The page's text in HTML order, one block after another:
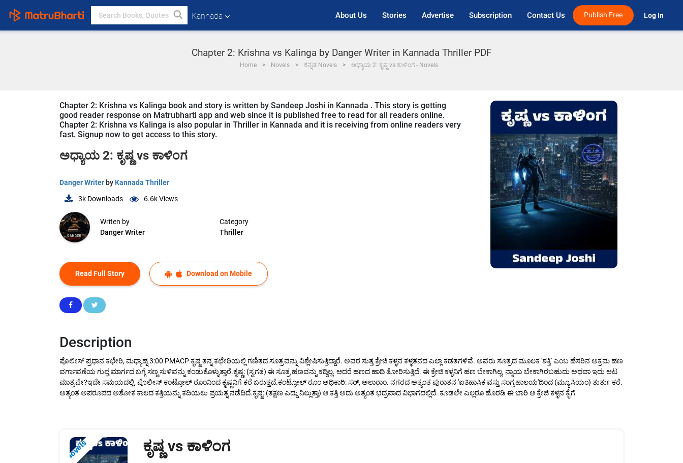
Kannada About Us Stories Advertise Subscription Contact Us Publish Free Log In
Chapter 2: Krishna vs Kalinga by Danger Writer in Kannada Thriller PDF
Home Novels ಕನ್ನಡ Novels ಅಧ್ಯಾಯ 2: ಕೃಷ್ಣ vs ಕಾಳಿಂಗ - Novels
Chapter 2: Krishna vs Kalinga book and story is written by Sandeep Joshi in Kannada . This story is getting
good reader response on Matrubharti app and web since it is published free to read for all readers online.
Chapter 2: Krishna vs Kalinga is also popular in Thriller in Kannada and it is receiving from online readers very
fast. Signup now to get access to this story.
ಅಧ್ಯಾಯ 2: ಕೃಷ್ಣ vs ಕಾಳಿಂಗ
Danger Writer by Kannada Thriller
3k Downloads 6.6kViews
Writen by
Danger Writer
Category
Thriller
Read Full Story Download on Mobile
Description
ಪೊಲೀಸ್ ಪ್ರಧಾನ ಕಛೇರಿ, ಮಧ್ಯಾಹ್ನ 3:00 PMACP ಕೃಷ್ಣ ತನ್ನ ಕಛೇರಿಯಲ್ಲಿ ಗಣಿತದ ಸೂತ್ರವನ್ನು ವಿಶ್ಲೇಷಿಸುತ್ತಿದ್ದಾರೆ. ಅವರ ಸುತ್ತ ಕ್ರೇಜಿ ಕಳ್ಳನ ಕಳ್ಳತನದ ಎಲ್ಲಾ ಕಡತಗಳಿವೆ. ಅವರು ಸೂತ್ರದ ಮೂಲಕ 'ಶಕ್ತಿ' ಎಂಬ ಹೆಸರಿನ ಅಕ್ರಮ ಹಣ
ವರ್ಗಾವಣೆಯ ಗುಪ್ತ ಮಾರ್ಗದ ಬಗ್ಗೆ ಸಣ್ಣ ಸುಳಿವನ್ನು ಕಂಡುಕೊಳ್ಳುತ್ತಾರೆ.ಕೃಷ್ಣ: (ಸ್ವಗತ) ಈ ಸೂತ್ರ ಹಣವನ್ನು ಕದ್ದಿಲ್ಲ. ಆದರೆ ಹಣದ ಹಾದಿ ತೋರಿಸುತ್ತಿದೆ. ಈ ಕ್ರೇಜಿ ಕಳ್ಳನಿಗೆ ಹಣ ಬೇಕಾಗಿಲ್ಲ, ನ್ಯಾಯ ಬೇಕಾಗಿರಬಹುದು ಅಥವಾ ಇದು ಆಟ
ಮಾತ್ರವೇ?ಇದೇ ಸಮಯದಲ್ಲಿ, ಪೊಲೀಸ್ ಕಂಟ್ರೋಲ್ ರೂಂನಿಂದ ಕೃಷ್ಣನಿಗೆ ಕರೆ ಬರುತ್ತದೆ.ಕಂಟ್ರೋಲ್ ರೂಂ ಅಧಿಕಾರಿ: ಸರ್, ಅಲಾರಾಂ. ನಗರದ ಅತ್ಯಂತ ಪುರಾತನ 'ಐತಿಹಾಸಿಕ ವಸ್ತು ಸಂಗ್ರಹಾಲಯ'ದಿಂದ (ಮ್ಯೂಸಿಯಂ) ತುರ್ತು ಕರೆ.
ಅತ್ಯಂತ ಅಪರೂಪದ ಅಶೋಕ ಕಾಲದ ಕತ್ತಿಯನ್ನು ಕದಿಯಲು ಪ್ರಯತ್ನ ನಡೆದಿದೆ.ಕೃಷ್ಣ: (ತಕ್ಷಣ ಎದ್ದು ನಿಲ್ಲುತ್ತಾ) ಆ ಕತ್ತಿ ಅದು ಅತ್ಯಂತ ಭದ್ರವಾದ ವಿಭಾಗದಲ್ಲಿದೆ. ಕೂಡಲೇ ಎಲ್ಲರೂ ಹೊರಡಿ ಈ ಬಾರಿ ಆ ಕ್ರೇಜಿ ಕಳ್ಳನ ಕೈಗೆ
Novels ಕೃಷ್ಣ vs ಕಾಳಿಂಗ